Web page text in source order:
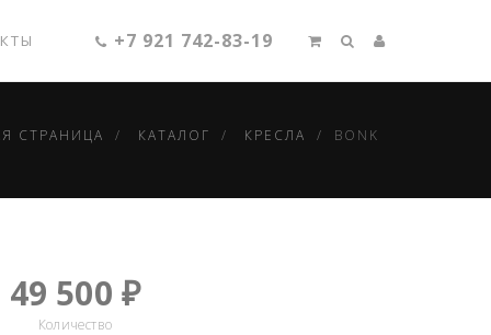
+7 921 742-83-19
СТРАНИЦА КАТАЛОГ КРЕСЛА BONK
49 500 ₽
Количество